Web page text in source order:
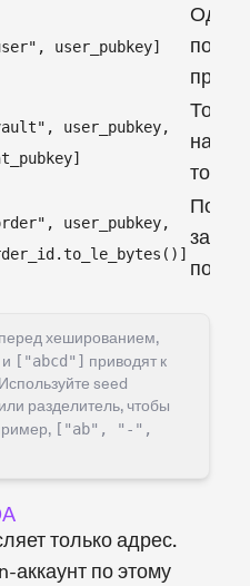
user_pubkey]
Один
user_pubkey,
на
токен
user_pubkey,
хешированием,
и ["abcd"] приводят к
seed
разделитель, чтобы
["ab", "-",
только адрес.
аккаунт по этому